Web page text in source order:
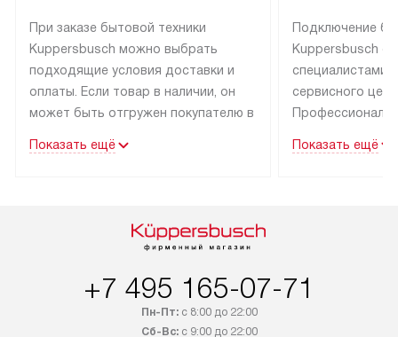
При заказе бытовой техники
Kuppersbusch можно выбрать
подходящие условия доставки и
оплаты. Если товар в наличии, он
может быть отгружен покупателю в
специальным лейблом
дополнительно. Возможна
Показать ещё
Подключение
Kuppersbusch
специалистами
сервисного
эксплуатации
Показать ещё
+7 495 165-07-71
Пн-Пт:с 8:00 до 22:00
Сб-Вс:с 9:00 до 22:00